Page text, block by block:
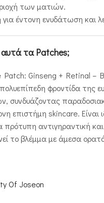
των ματιών.
έντονη ενυδάτωση και
αυτά τα Patches;
Patch: Ginseng + Retinal –
φροντίδα της
συνδυάζοντας
επιστήμη skincare. Είναι
πρότυπη αντιγηραντική
το βλέμμα με άμεσα
Of Joseon